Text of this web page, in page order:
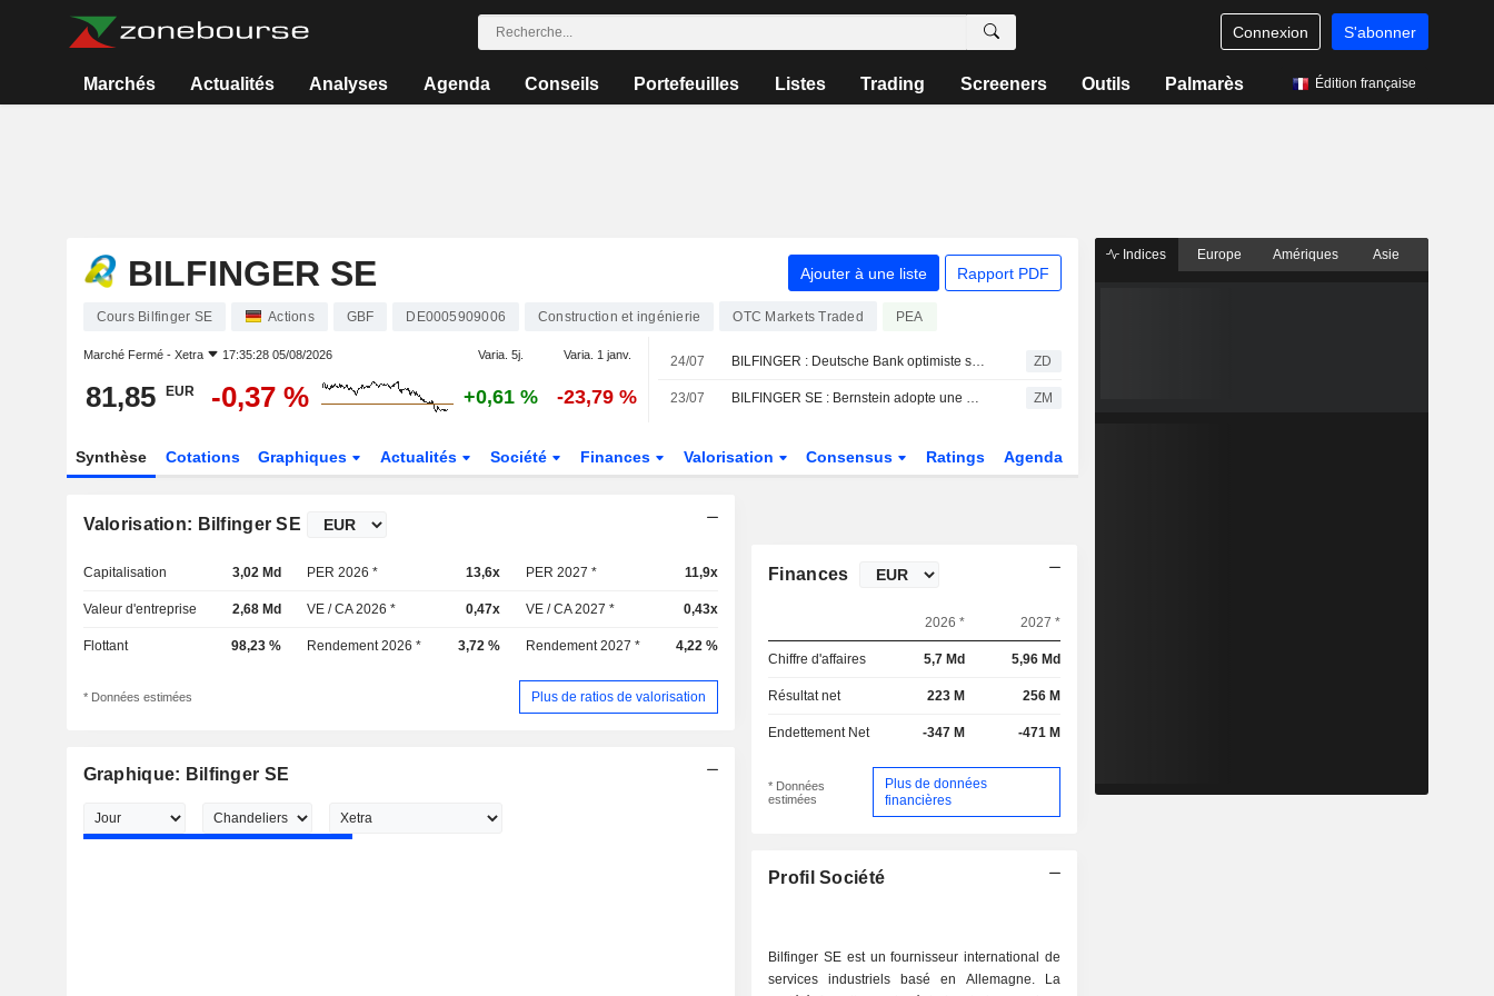
Connexion S'abonner
Marchés Actualités Analyses Agenda Conseils Portefeuilles Listes Trading Screeners Outils Palmarès Édition française
BILFINGER SE Ajouter à une liste Rapport PDF
Cours Bilfinger SE Actions GBF DE0005909006 Construction et ingénierie OTC Markets Traded PEA
Marché Fermé - Xetra 17:35:28 05/08/2026 Varia. 5j. Varia. 1 janv.
81,85 EUR -0,37 % +0,61 % -23,79 %
24/07 BILFINGER : Deutsche Bank optimiste sur le dossier ZD
23/07 BILFINGER SE : Bernstein adopte une opinion positive ZM
Synthèse Cotations Graphiques Actualités Société Finances Valorisation Consensus Ratings Agenda
Valorisation: Bilfinger SE
Capitalisation 3,02 Md PER 2026 * 13,6x PER 2027 * 11,9x
Valeur d'entreprise 2,68 Md VE / CA 2026 * 0,47x VE / CA 2027 * 0,43x
Flottant 98,23 % Rendement 2026 * 3,72 % Rendement 2027 * 4,22 %
* Données estimées Plus de ratios de valorisation
Graphique: Bilfinger SE
Finances
2026 * 2027 *
Chiffre d'affaires 5,7 Md 5,96 Md
Résultat net 223 M 256 M
Endettement Net -347 M -471 M
* Données
estimées
Plus de données
financières
Profil Société
Bilfinger SE est un fournisseur international de
services industriels basé en Allemagne. La
Indices Europe Amériques Asie